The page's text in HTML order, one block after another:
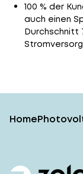
100 % der
auch einen
Durchschnitt
Home